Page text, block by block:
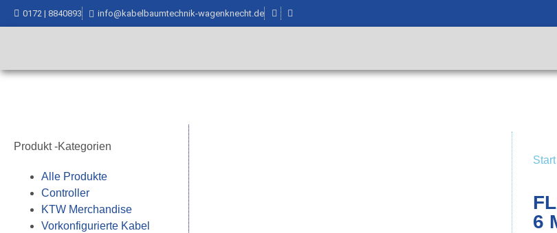
0172 | 8840893 info@kabelbaumtechnik-wagenknecht.de
Produkt -Kategorien
Alle Produkte
Controller
KTW Merchandise
Vorkonfigurierte Kabel
Start
6